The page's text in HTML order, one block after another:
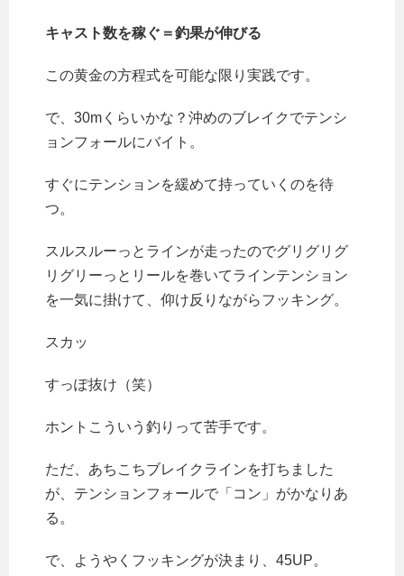
キャスト数を稼ぐ＝釣果が伸びる
この黄金の方程式を可能な限り実践です。
で、30mくらいかな？沖めのブレイクでテンシ
ョンフォールにバイト。
すぐにテンションを緩めて持っていくのを待
つ。
スルスルーっとラインが走ったのでグリグリグ
リグリーっとリールを巻いてラインテンション
を一気に掛けて、仰け反りながらフッキング。
スカッ
すっぽ抜け（笑）
ホントこういう釣りって苦手です。
ただ、あちこちブレイクラインを打ちました
が、テンションフォールで「コン」がかなりあ
る。
で、ようやくフッキングが決まり、45UP。